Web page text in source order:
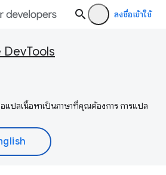
ลงชื่อเข้าใช้
แปลเนื้อหาเป็นภาษาที่คุณต้องการ การแปล